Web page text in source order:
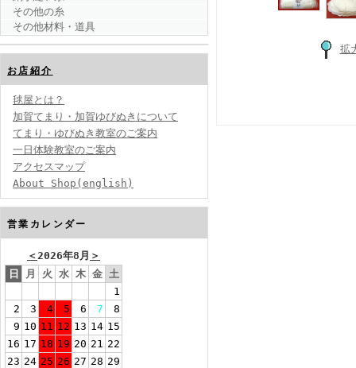
その他の糸
その他材料・道具
お店紹介
毬屋とは？
加賀てまり・加賀ゆびぬきについて
てまり・ゆびぬき教室のご案内
一日体験教室のご案内
アクセスマップ
About Shop(english)
営業カレンダー
＜2026年8月 ＞
日
月 火 水 木 金 土
1
2
3 4 5 6 7
8
9 10 11 12 13 14 15
16 17 18 19 20 21 22
23 24 25 26 27 28 29
拡